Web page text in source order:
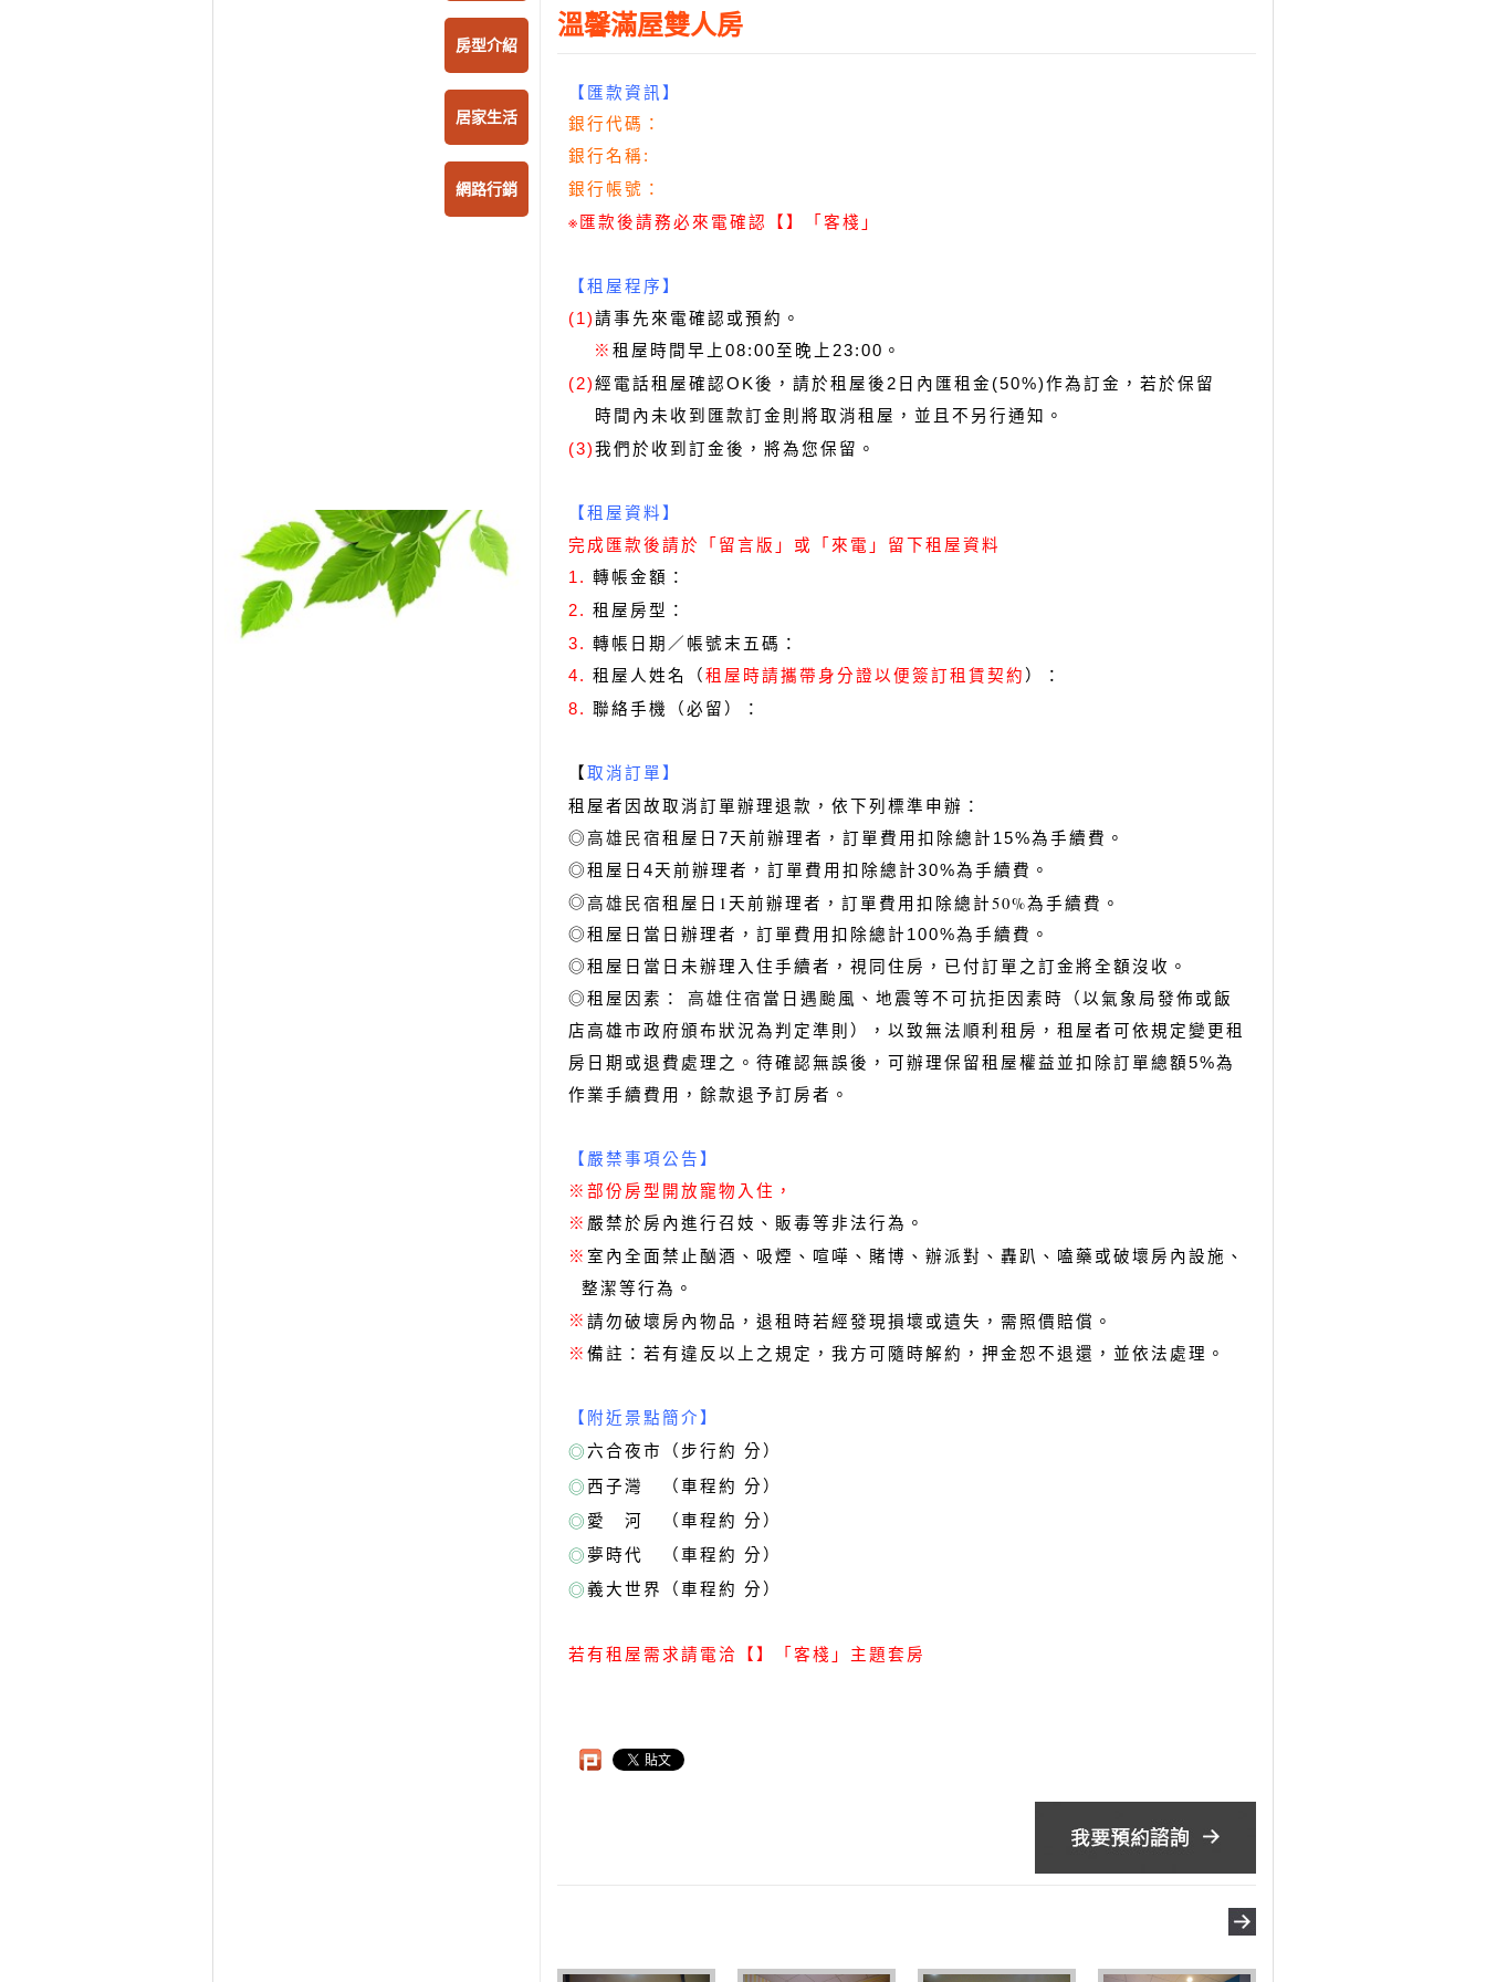
房型介紹
居家生活
網路行銷
溫馨滿屋雙人房
【匯款資訊】
銀行代碼：
銀行名稱:
銀行帳號：
※ 匯款後請務必來電確認【】「客棧」
【租屋程序】
(1)請事先來電確認或預約。
※ 租屋時間早上08:00至晚上23:00。
(2)經電話租屋確認OK後，請於租屋後2日內匯租金(50%)作為訂金，若於保留
時間內未收到匯款訂金則將取消租屋，並且不另行通知。
(3)我們於收到訂金後，將為您保留。
【租屋資料】
完成匯款後請於「留言版」或「來電」留下租屋資料
1. 轉帳金額：
2. 租屋房型：
3. 轉帳日期／帳號末五碼：
4. 租屋人姓名（ 租屋時請攜帶身分證以便簽訂租賃契約 ）：
8. 聯絡手機（必留）：
【 取消訂單】
租屋者因故取消訂單辦理退款，依下列標準申辦：
◎高雄民宿租屋日7天前辦理者，訂單費用扣除總計15%為手續費。
◎租屋日4天前辦理者，訂單費用扣除總計30%為手續費。
◎高雄民宿租屋日1天前辦理者，訂單費用扣除總計50%為手續費。
◎租屋日當日辦理者，訂單費用扣除總計100%為手續費。
◎租屋日當日未辦理入住手續者，視同住房，已付訂單之訂金將全額沒收。
◎租屋因素： 高雄住宿 當日遇颱風、地震等不可抗拒因素時（以氣象局發佈或飯
店高雄市政府頒布狀況為判定準則），以致無法順利租房，租屋者可依規定變更租
房日期或退費處理之。待確認無誤後，可辦理保留租屋權益並扣除訂單總額5%為
作業手續費用，餘款退予訂房者。
【嚴禁事項公告】
※部份房型開放寵物入住，
※ 嚴禁於房內進行召妓、販毒等非法行為。
※ 室內全面禁止酗酒、吸煙、喧嘩、賭博、辦派對、轟趴、嗑藥或破壞房內設施、
整潔等行為。
※ 請勿破壞房內物品，退租時若經發現損壞或遺失，需照價賠償。
※ 備註：若有違反以上之規定，我方可隨時解約，押金恕不退還，並依法處理。
【附近景點簡介】
◎六合夜市（步行約 分）
◎西子灣 （車程約 分）
◎ 愛 河 （車程約 分）
◎夢時代 （車程約 分）
◎義大世界（車程約 分）
若有租屋需求請電洽 【】「客棧」主題套房